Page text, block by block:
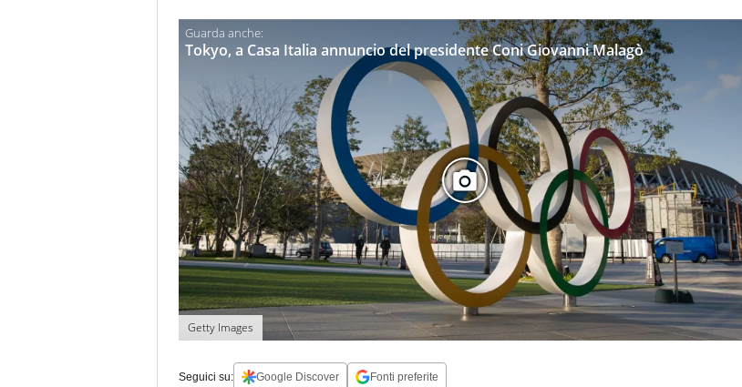
Tokyo, a Casa Italia annuncio del presidente Coni Giovanni Malagò
Getty Images
Seguici su: Google Discover Fonti preferite